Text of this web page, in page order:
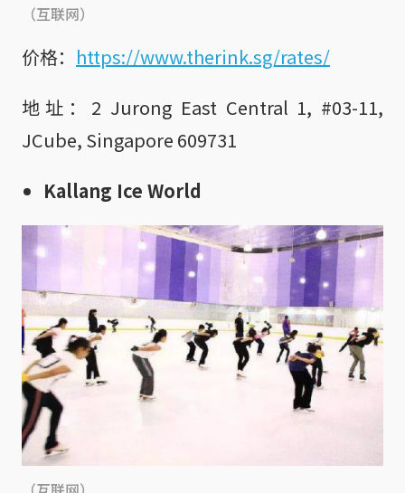
（互联网）
价格： https://www.therink.sg/rates/
地址：2 Jurong East Central 1, #03-11,
JCube, Singapore 609731
Kallang Ice World